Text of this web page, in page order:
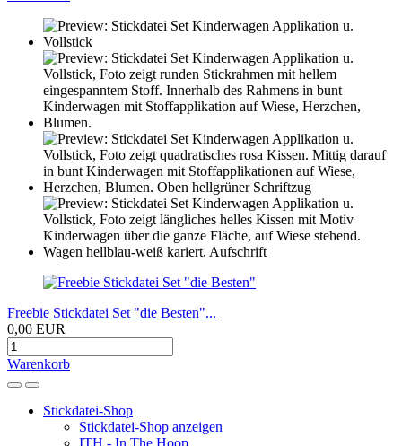
Freebie Stickdatei Set "die Besten"...
0,00 EUR
Warenkorb
Stickdatei-Shop
Stickdatei-Shop anzeigen
ITH - In The Hoop